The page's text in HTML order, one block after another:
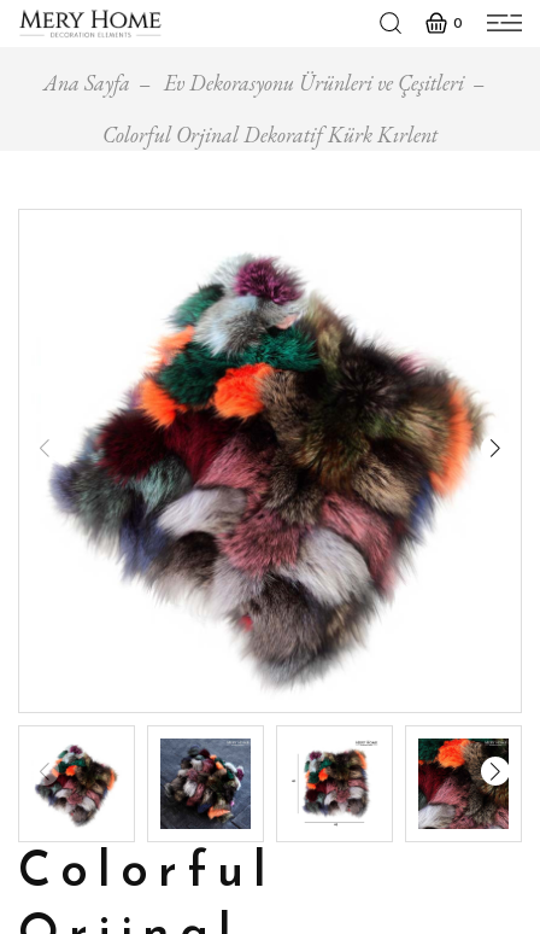
0
Ana Sayfa
Ev Dekorasyonu Ürünleri ve Çeşitleri
Colorful Orjinal Dekoratif Kürk Kırlent
Colorful